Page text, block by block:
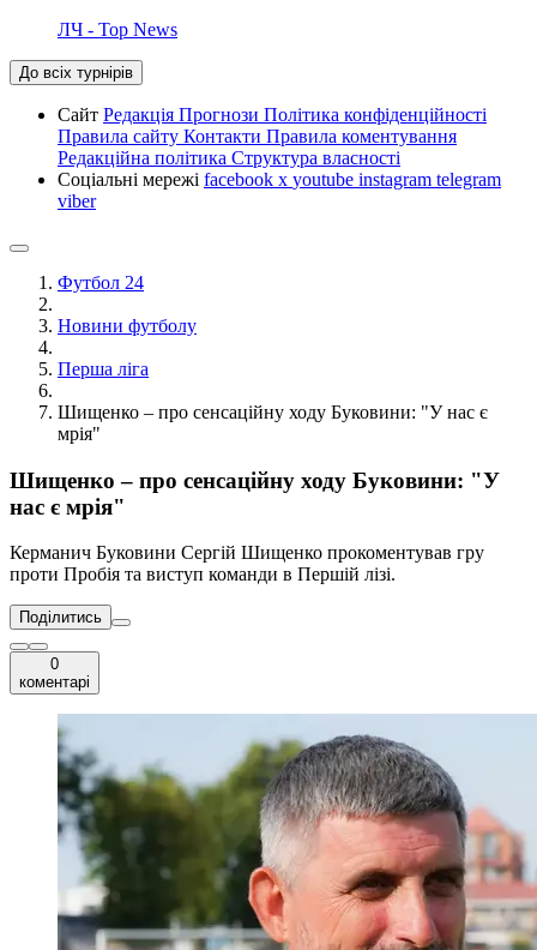
ЛЧ - Top News
До всіх турнірів
Сайт Редакція Прогнози Політика конфіденційності
Правила сайту Контакти Правила коментування
Редакційна політика Структура власності
Соціальні мережі facebook x youtube instagram telegram
viber
Футбол 24
Новини футболу
Перша ліга
Шищенко – про сенсаційну ходу Буковини: "У нас є
мрія"
Шищенко – про сенсаційну ходу Буковини: "У
нас є мрія"
Керманич Буковини Сергій Шищенко прокоментував гру
проти Пробія та виступ команди в Першій лізі.
Поділитись
0
коментарі